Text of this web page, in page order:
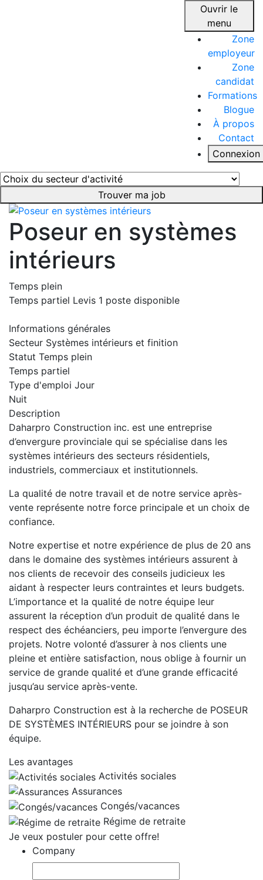
Ouvrir le
menu
Zone
employeur
Zone
candidat
Formations
Blogue
À propos
Contact
Connexion
Trouver ma job
Poseur en systèmes
intérieurs
Temps plein
Temps partiel Levis 1 poste disponible
Informations générales
Secteur Systèmes intérieurs et finition
Statut Temps plein
Temps partiel
Type d'emploi Jour
Nuit
Description
Daharpro Construction inc. est une entreprise
d’envergure provinciale qui se spécialise dans les
systèmes intérieurs des secteurs résidentiels,
industriels, commerciaux et institutionnels.
La qualité de notre travail et de notre service après-
vente représente notre force principale et un choix de
confiance.
Notre expertise et notre expérience de plus de 20 ans
dans le domaine des systèmes intérieurs assurent à
nos clients de recevoir des conseils judicieux les
aidant à respecter leurs contraintes et leurs budgets.
L’importance et la qualité de notre équipe leur
assurent la réception d’un produit de qualité dans le
respect des échéanciers, peu importe l’envergure des
projets. Notre volonté d’assurer à nos clients une
pleine et entière satisfaction, nous oblige à fournir un
service de grande qualité et d’une grande efficacité
jusqu’au service après-vente.
Daharpro Construction est à la recherche de POSEUR
DE SYSTÈMES INTÉRIEURS pour se joindre à son
équipe.
Les avantages
Activités sociales
Assurances
Congés/vacances
Régime de retraite
Je veux postuler pour cette offre!
Company